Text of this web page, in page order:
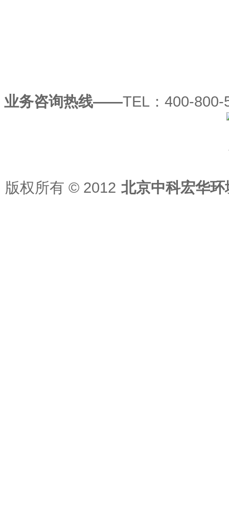
业务咨询热线——TEL：400-800-
版权所有 © 2012 北京中科宏华